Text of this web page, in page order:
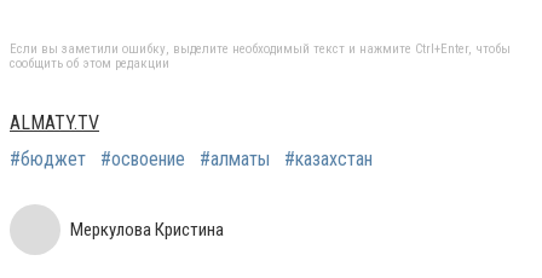
Если вы заметили ошибку, выделите необходимый текст и нажмите Ctrl+Enter, чтобы
сообщить об этом редакции
ALMATY.TV
#бюджет
#освоение #алматы #казахстан
Меркулова Кристина